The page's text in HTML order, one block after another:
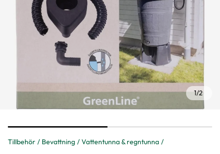
Tillbehör Bevattning Vattentunna & regntunna
1/2